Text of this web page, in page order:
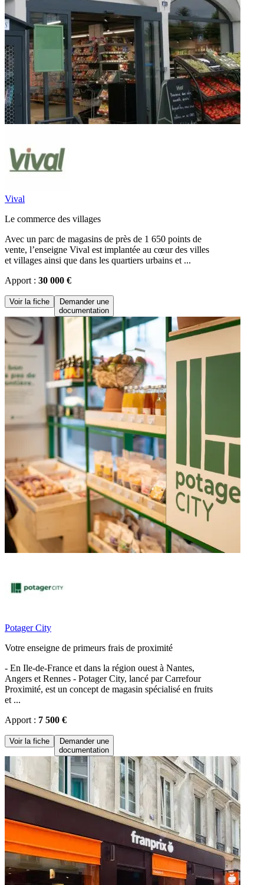
Vival
Le commerce des villages
Avec un parc de magasins de près de 1 650 points de
vente, l’enseigne Vival est implantée au cœur des villes
et villages ainsi que dans les quartiers urbains et ...
Apport : 30 000 €
Voir la fiche
Demander une
documentation
Potager City
Votre enseigne de primeurs frais de proximité
- En Ile-de-France et dans la région ouest à Nantes,
Angers et Rennes - Potager City, lancé par Carrefour
Proximité, est un concept de magasin spécialisé en fruits
et ...
Apport : 7 500 €
Voir la fiche
Demander une
documentation